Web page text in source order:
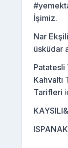
İşimiz.
Nar
üsküdar
Patatesli
Tarifleri